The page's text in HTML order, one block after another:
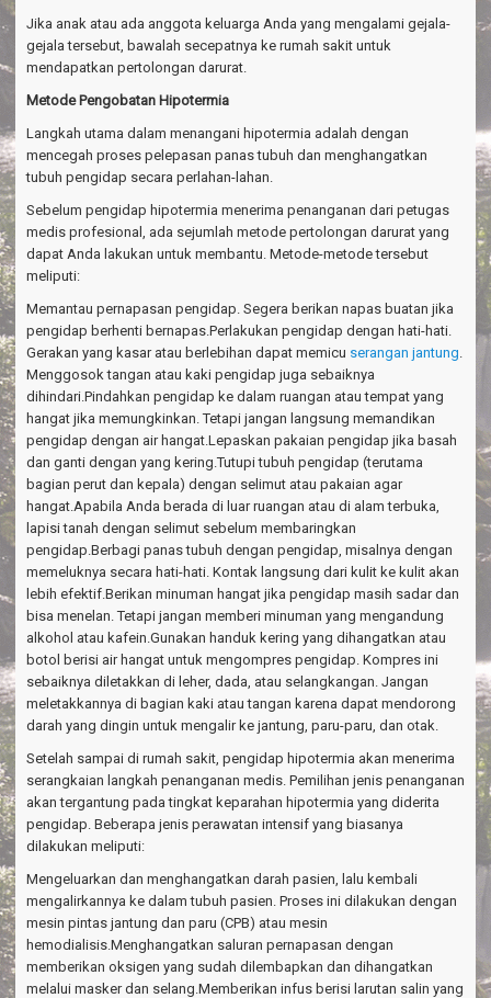
Jika anak atau ada anggota keluarga Anda yang mengalami gejala-
gejala tersebut, bawalah secepatnya ke rumah sakit untuk
mendapatkan pertolongan darurat.
Metode Pengobatan Hipotermia
Langkah utama dalam menangani hipotermia adalah dengan
mencegah proses pelepasan panas tubuh dan menghangatkan
tubuh pengidap secara perlahan-lahan.
Sebelum pengidap hipotermia menerima penanganan dari petugas
medis profesional, ada sejumlah metode pertolongan darurat yang
dapat Anda lakukan untuk membantu. Metode-metode tersebut
meliputi:
Memantau pernapasan pengidap. Segera berikan napas buatan jika
pengidap berhenti bernapas.Perlakukan pengidap dengan hati-hati.
Gerakan yang kasar atau berlebihan dapat memicu serangan jantung.
Menggosok tangan atau kaki pengidap juga sebaiknya
dihindari.Pindahkan pengidap ke dalam ruangan atau tempat yang
hangat jika memungkinkan. Tetapi jangan langsung memandikan
pengidap dengan air hangat.Lepaskan pakaian pengidap jika basah
dan ganti dengan yang kering.Tutupi tubuh pengidap (terutama
bagian perut dan kepala) dengan selimut atau pakaian agar
hangat.Apabila Anda berada di luar ruangan atau di alam terbuka,
lapisi tanah dengan selimut sebelum membaringkan
pengidap.Berbagi panas tubuh dengan pengidap, misalnya dengan
memeluknya secara hati-hati. Kontak langsung dari kulit ke kulit akan
lebih efektif.Berikan minuman hangat jika pengidap masih sadar dan
bisa menelan. Tetapi jangan memberi minuman yang mengandung
alkohol atau kafein.Gunakan handuk kering yang dihangatkan atau
botol berisi air hangat untuk mengompres pengidap. Kompres ini
sebaiknya diletakkan di leher, dada, atau selangkangan. Jangan
meletakkannya di bagian kaki atau tangan karena dapat mendorong
darah yang dingin untuk mengalir ke jantung, paru-paru, dan otak.
Setelah sampai di rumah sakit, pengidap hipotermia akan menerima
serangkaian langkah penanganan medis. Pemilihan jenis penanganan
akan tergantung pada tingkat keparahan hipotermia yang diderita
pengidap. Beberapa jenis perawatan intensif yang biasanya
dilakukan meliputi:
Mengeluarkan dan menghangatkan darah pasien, lalu kembali
mengalirkannya ke dalam tubuh pasien. Proses ini dilakukan dengan
mesin pintas jantung dan paru (CPB) atau mesin
hemodialisis.Menghangatkan saluran pernapasan dengan
memberikan oksigen yang sudah dilembapkan dan dihangatkan
melalui masker dan selang.Memberikan infus berisi larutan salin yang